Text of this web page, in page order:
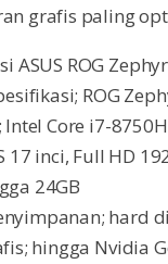
grafis paling
ASUS ROG
ROG
Intel Core i7-8750H
17 inci, Full HD
24GB
hard
hingga Nvidia